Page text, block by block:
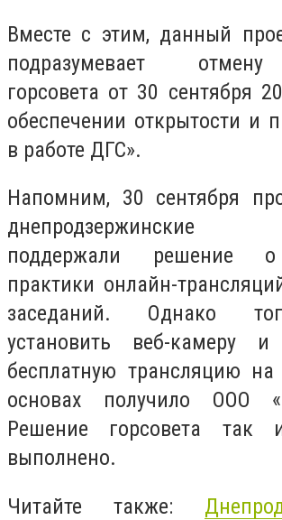
Вместе с этим, данный
подразумевает
горсовета от 30 сентября
обеспечении открытости и
в работе ДГС».
Напомним, 30 сентября
днепродзержинские
поддержали решение
практики онлайн-
заседаний. Однако
установить веб-камеру и
бесплатную трансляцию на
основах получило ООО
Решение горсовета
выполнено.
Читайте также: